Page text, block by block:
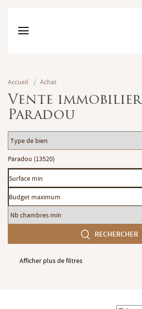
Accueil / Achat
Vente immobilier
Paradou
Type
de
bien
Localisation
Paradou (13520)
Surface
min
Budget
maximum
Nb
chambres
RECHERCHER
Afficher plus de filtres
Garages / Parking